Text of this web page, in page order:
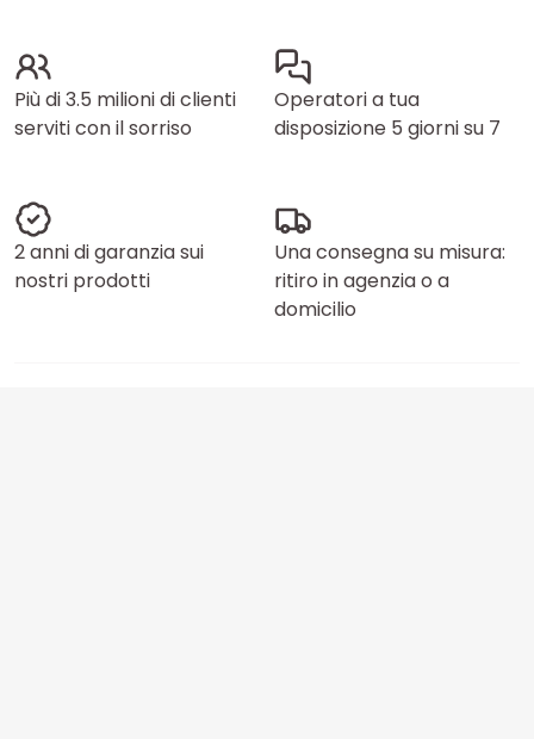
Più di 3.5 milioni di clienti
serviti con il sorriso
Operatori a tua
disposizione 5 giorni su 7
2 anni di garanzia sui
nostri prodotti
Una consegna su misura:
ritiro in agenzia o a
domicilio